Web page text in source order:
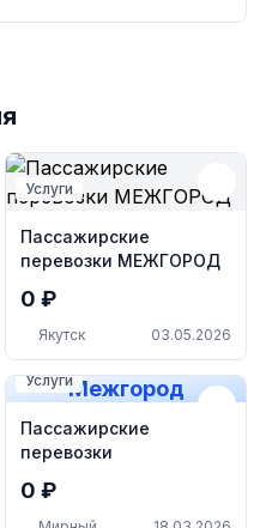
Услуги
Пассажирские
перевозки МЕЖГОРОД
0 ₽
Якутск 03.05.2026
Межгород
Услуги
Пассажирские
перевозки
0 ₽